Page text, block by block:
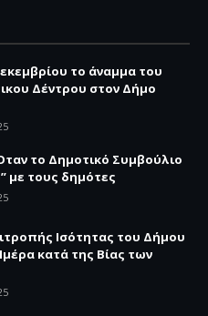
το άναμμα του
Δέντρου στον Δήμο
το Δημοτικό Συμβούλιο
με τους δημότες
Ισότητας του Δήμου
κατά της Βίας των